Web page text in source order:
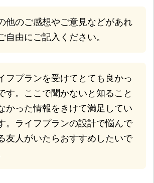
他のご感想やご意見などがあれ
自由にご記入ください。
フプランを受けてとても良かっ
す。ここで聞かないと知ること
かった情報をきけて満足してい
。ライフプランの設計で悩んで
友人がいたらおすすめしたいで